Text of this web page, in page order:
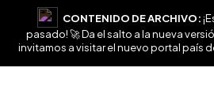
CONTENIDO DE ARCHIVO:
pasado! 🚀 Da el salto a la nueva
invitamos a visitar el nuevo portal país